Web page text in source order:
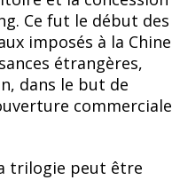
Ce fut le début des
imposés à la Chine
étrangères,
dans le but de
commerciale
trilogie peut être